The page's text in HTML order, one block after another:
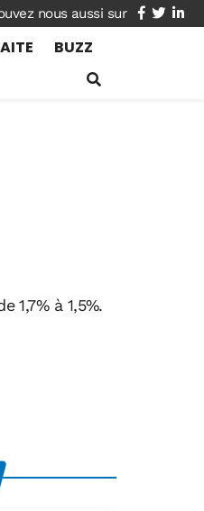
facebook
twitter
BUZZ
à 1,5%.